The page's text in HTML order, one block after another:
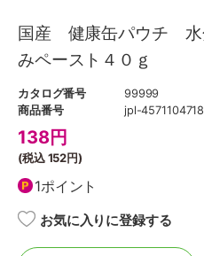
国産 健康缶パウチ 水
みペースト４０ｇ
カタログ番号
99999
商品番号
jpl-
138円
(税込152円)
1ポイント
お気に入りに登録する